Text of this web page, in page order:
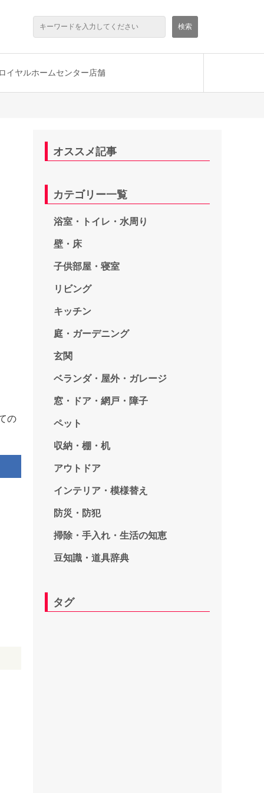
イヤルホームセンター店舗
の
オススメ記事
カテゴリー一覧
浴室・トイレ・水周り
壁・床
子供部屋・寝室
リビング
キッチン
庭・ガーデニング
玄関
ベランダ・屋外・ガレージ
窓・ドア・網戸・障子
ペット
収納・棚・机
アウトドア
インテリア・模様替え
防災・防犯
掃除・手入れ・生活の知恵
豆知識・道具辞典
タグ